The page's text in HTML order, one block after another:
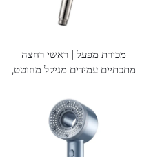
מכירת מפעל | ראשי רחצה
מתכתיים עמידים מניקל מחוטט,
וניידים